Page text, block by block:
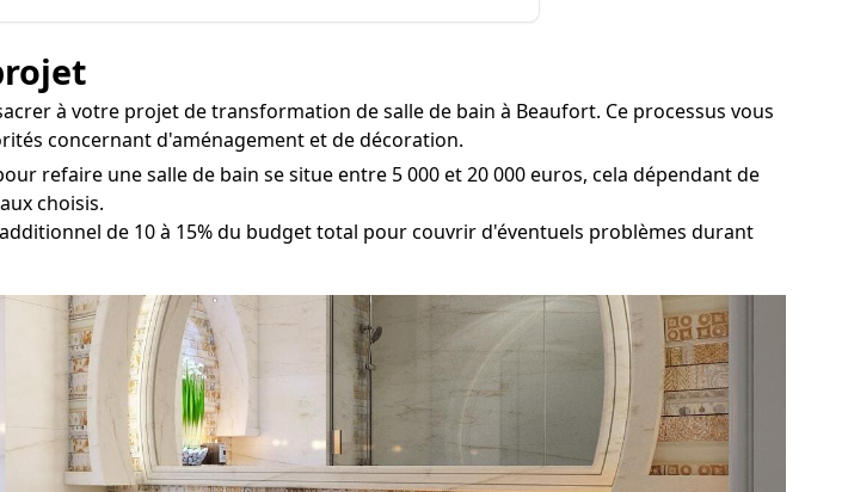
à votre projet de transformation de salle de bain à Beaufort. Ce processus vous
concernant d'aménagement et de décoration.
refaire une salle de bain se situe entre 5 000 et 20 000 euros, cela dépendant de
choisis.
de 10 à 15% du budget total pour couvrir d'éventuels problèmes durant